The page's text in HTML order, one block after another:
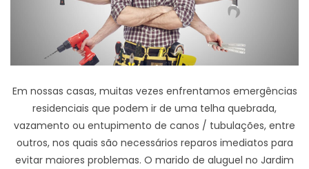
Em nossas casas, muitas vezes enfrentamos emergências
residenciais que podem ir de uma telha quebrada,
vazamento ou entupimento de canos / tubulações, entre
outros, nos quais são necessários reparos imediatos para
evitar maiores problemas. O marido de aluguel no Jardim